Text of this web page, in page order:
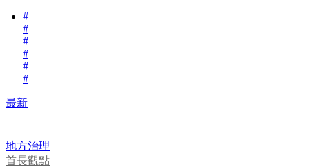
#
#
#
#
#
#
最新
地方治理
首長觀點